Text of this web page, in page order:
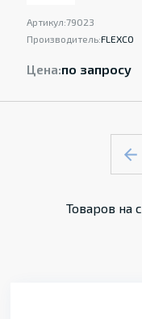
Артикул:79023
Производитель:FLEXCO
Цена:по запросу
Товаров на